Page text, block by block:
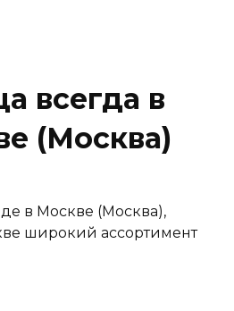
всегда в
(Москва)
в Москве (Москва),
широкий ассортимент